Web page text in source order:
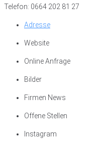
Telefon: 0664 202 81 27
Adresse
Website
Online Anfrage
Bilder
Firmen News
Offene Stellen
Instagram